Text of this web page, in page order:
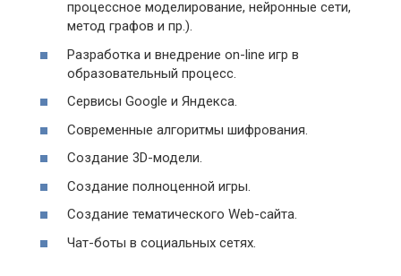
процессное моделирование, нейронные сети,
метод графов и пр.).
Разработка и внедрение on-line игр в
образовательный процесс.
Сервисы Google и Яндекса.
Современные алгоритмы шифрования.
Создание 3D-модели.
Создание полноценной игры.
Создание тематического Web-сайта.
Чат-боты в социальных сетях.